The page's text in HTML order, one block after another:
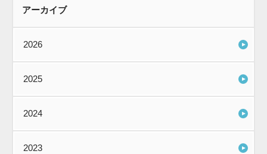
アーカイブ
2026
2025
2024
2023